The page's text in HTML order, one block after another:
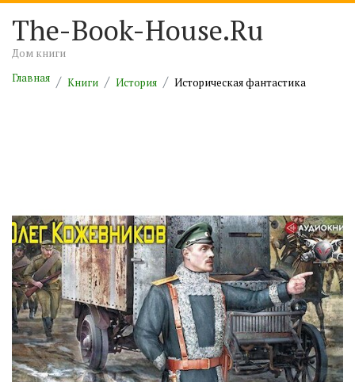
The-Book-House.Ru
Дом книги
Главная
Книги История Историческая фантастика